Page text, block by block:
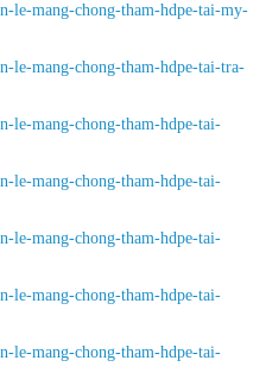
le-mang-chong-tham-hdpe-tai-my-
le-mang-chong-tham-hdpe-tai-tra-
le-mang-chong-tham-hdpe-tai-
le-mang-chong-tham-hdpe-tai-
le-mang-chong-tham-hdpe-tai-
le-mang-chong-tham-hdpe-tai-
le-mang-chong-tham-hdpe-tai-